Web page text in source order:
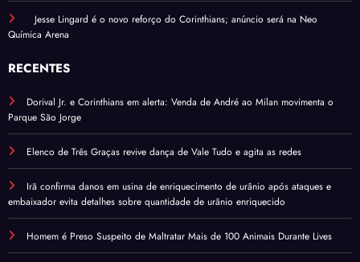
Jesse Lingard é o novo reforço do Corinthians; anúncio será na Neo
Química Arena
RECENTES
Dorival Jr. e Corinthians em alerta: Venda de André ao Milan movimenta o
Parque São Jorge
Elenco de Três Graças revive dança de Vale Tudo e agita as redes
Irã confirma danos em usina de enriquecimento de urânio após ataques e
embaixador evita detalhes sobre quantidade de urânio enriquecido
Homem é Preso Suspeito de Maltratar Mais de 100 Animais Durante Lives